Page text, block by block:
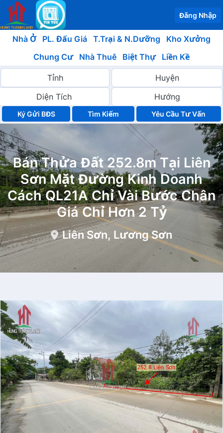
Đăng Nhập
Nhà Ở PL. Đấu Giá T.Trại & N.Dưỡng
Kho Xưởng
Chung Cư
Nhà Thuê Biệt Thự Liền Kề
Ký Gửi BĐS Yêu Cầu Tư Vấn
Bán Thửa Đất 252.8m Tại Liên
Sơn Mặt Đường Kinh Doanh
Cách QL21A Chỉ Vài Bước Chân
Giá Chỉ Hơn 2 Tỷ
Liên Sơn, Lương Sơn